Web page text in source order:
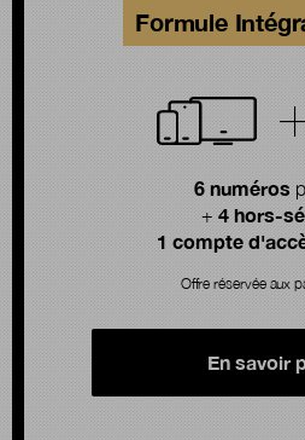
Formule
6 numéros
+ 4 hors-
1 compte
Offre réservée aux
En savoir